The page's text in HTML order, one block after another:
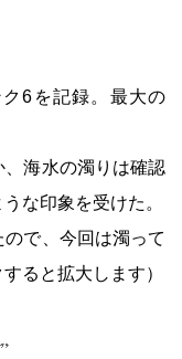
6を記録。最大の
海水の濁りは確認
な印象を受けた。
で、今回は濁って
ると拡大します）